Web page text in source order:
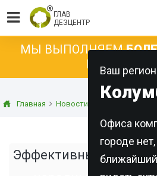
ГЛАВ
ДЕЗЦЕНТР
Ваш регион
Офиса
городе
МЫ ВЫПОЛНЯЕМ
КАЖДЫЙ
Главная Новости Статьи о
Эффективные